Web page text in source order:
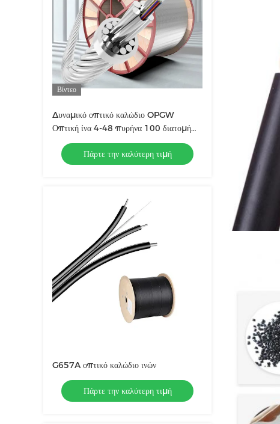
Βίντεο
Δυναμικό οπτικό καλώδιο OPGW
Οπτική ίνα 4-48 πυρήνα 100 διατομή
εξωτερικό σύνθετο υπερυψωμένο καλώδιο
γης Οπτικό καλώδιο
Πάρτε την καλύτερη τιμή
G657A οπτικό καλώδιο ινών
Πάρτε την καλύτερη τιμή